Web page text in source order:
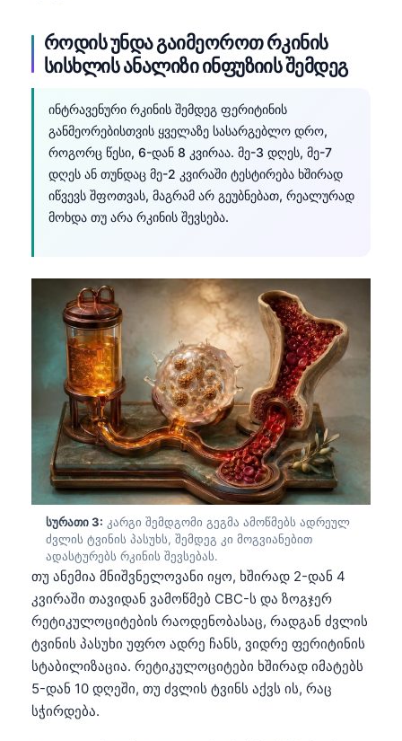
როდის უნდა გაიმეოროთ რკინის
სისხლის ანალიზი ინფუზიის შემდეგ
ინტრავენური რკინის შემდეგ ფერიტინის
განმეორებისთვის ყველაზე სასარგებლო დრო,
როგორც წესი, 6-დან 8 კვირაა. მე-3 დღეს, მე-7
დღეს ან თუნდაც მე-2 კვირაში ტესტირება ხშირად
იწვევს შფოთვას, მაგრამ არ გეუბნებათ, რეალურად
მოხდა თუ არა რკინის შევსება.
სურათი 3: კარგი შემდგომი გეგმა ამოწმებს ადრეულ
ძვლის ტვინის პასუხს, შემდეგ კი მოგვიანებით
ადასტურებს რკინის შევსებას.
თუ ანემია მნიშვნელოვანი იყო, ხშირად 2-დან 4
კვირაში თავიდან ვამოწმებ CBC-ს და ზოგჯერ
რეტიკულოციტების რაოდენობასაც, რადგან ძვლის
ტვინის პასუხი უფრო ადრე ჩანს, ვიდრე ფერიტინის
სტაბილიზაცია. რეტიკულოციტები ხშირად იმატებს
5-დან 10 დღეში, თუ ძვლის ტვინს აქვს ის, რაც
სჭირდება.